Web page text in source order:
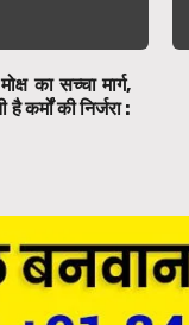
का सच्चा मार्ग,
कर्मों की निर्जरा :